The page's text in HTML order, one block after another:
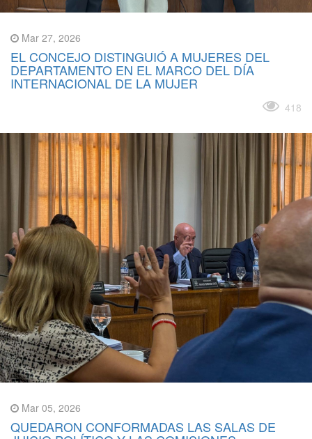
Mar 27, 2026
EL CONCEJO DISTINGUIÓ A MUJERES DEL
DEPARTAMENTO EN EL MARCO DEL DÍA
INTERNACIONAL DE LA MUJER
418
Mar 05, 2026
QUEDARON CONFORMADAS LAS SALAS DE